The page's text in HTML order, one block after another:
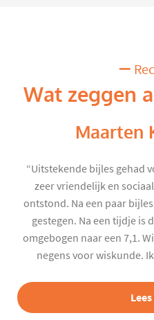
Wat zeggen
Maarten
“Uitstekende bijles gehad
zeer vriendelijk en
ontstond. Na een paar
gestegen. Na een tijdje is
omgebogen naar een 7,1.
negens voor wiskunde.